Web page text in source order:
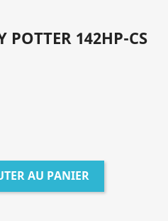
POTTER 142HP-CS
AU PANIER